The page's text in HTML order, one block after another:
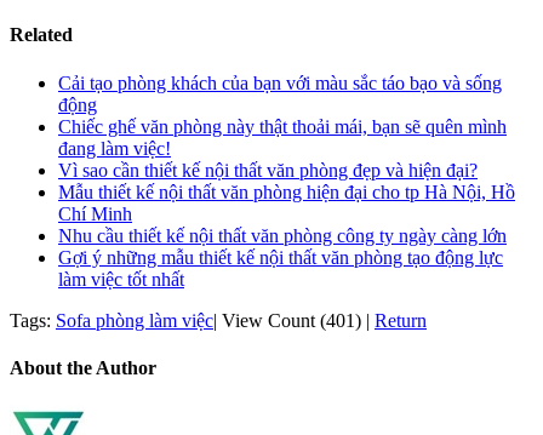
Related
Cải tạo phòng khách của bạn với màu sắc táo bạo và sống
động
Chiếc ghế văn phòng này thật thoải mái, bạn sẽ quên mình
đang làm việc!
Vì sao cần thiết kế nội thất văn phòng đẹp và hiện đại?
Mẫu thiết kế nội thất văn phòng hiện đại cho tp Hà Nội, Hồ
Chí Minh
Nhu cầu thiết kế nội thất văn phòng công ty ngày càng lớn
Gợi ý những mẫu thiết kế nội thất văn phòng tạo động lực
làm việc tốt nhất
Tags: Sofa phòng làm việc| View Count (401) | Return
About the Author